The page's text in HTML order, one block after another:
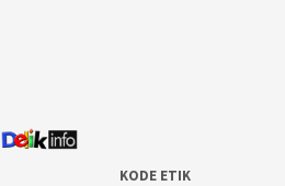
KODE ETIK